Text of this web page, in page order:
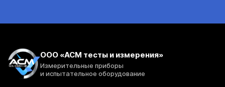
ООО «АСМ тесты и измерения»
Измерительные приборы
и испытательное оборудование